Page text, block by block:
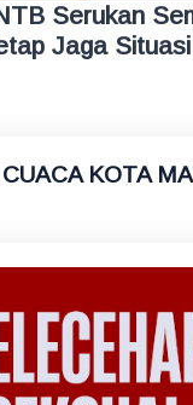
Serukan
Jaga
KOTA